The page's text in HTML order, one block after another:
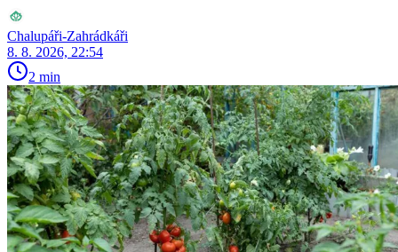
Chalupáři-Zahrádkáři
8. 8. 2026, 22:54
2 min